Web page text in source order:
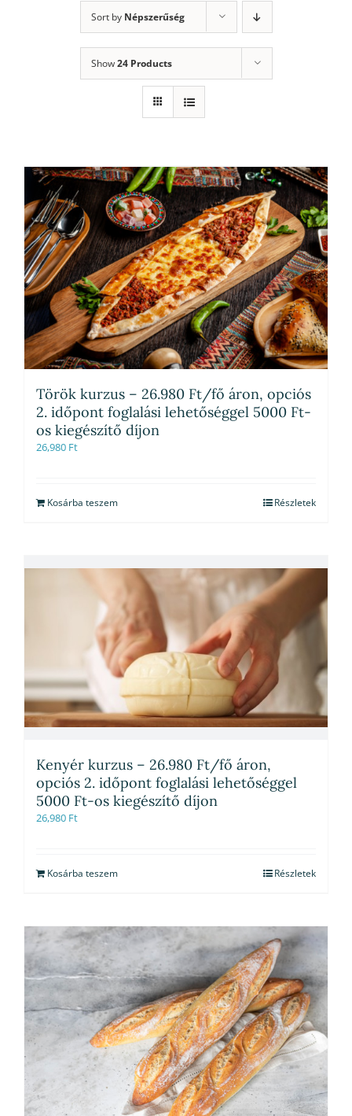
Sort by Népszerűség
Show24 Products
Török kurzus – 26.980 Ft/fő áron, opciós
2. időpont foglalási lehetőséggel 5000 Ft-
os kiegészítő díjon
26,980 Ft
Kosárba teszem Részletek
Kenyér kurzus – 26.980 Ft/fő áron,
opciós 2. időpont foglalási lehetőséggel
5000 Ft-os kiegészítő díjon
26,980 Ft
Kosárba teszem Részletek